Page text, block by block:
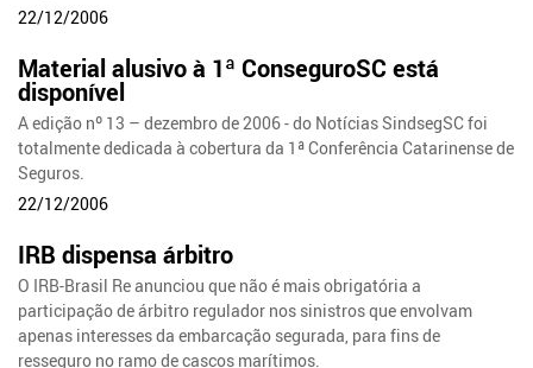
22/12/2006
Material alusivo à 1ª ConseguroSC está
disponível
A edição nº 13 – dezembro de 2006 - do Notícias SindsegSC foi
totalmente dedicada à cobertura da 1ª Conferência Catarinense de
Seguros.
22/12/2006
IRB dispensa árbitro
O IRB-Brasil Re anunciou que não é mais obrigatória a
participação de árbitro regulador nos sinistros que envolvam
apenas interesses da embarcação segurada, para fins de
resseguro no ramo de cascos marítimos.